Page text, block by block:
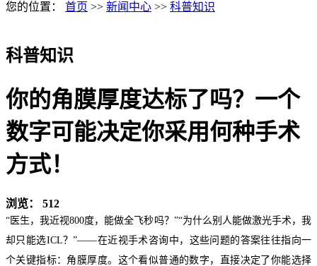
您的位置： 首页 >> 新闻中心 >> 科普知识
科普知识
你的角膜厚度达标了吗？一个
数字可能决定你采用何种手术
方式！
浏览： 512
“医生，我近视800度，能做全飞秒吗？”“为什么别人能做激光手术，我
却只能选ICL？”——在近视手术咨询中，这些问题的答案往往指向一
个关键指标：角膜厚度。这个看似普通的数字，直接决定了你能选择